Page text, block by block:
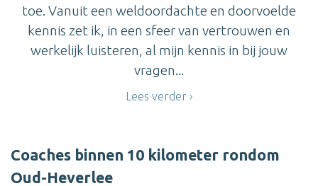
toe. Vanuit een weldoordachte en doorvoelde
kennis zet ik, in een sfeer van vertrouwen en
werkelijk luisteren, al mijn kennis in bij jouw
vragen...
Lees verder
Coaches binnen 10 kilometer rondom
Oud-Heverlee